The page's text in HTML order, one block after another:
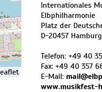
Internationales
Elbphilharmonie
Platz der
D-20457 Hamburg
Telefon: +49 40
Fax: +49 40 357
E-Mail:
www.musikfest-